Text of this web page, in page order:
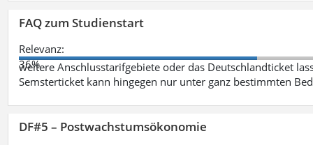
FAQ zum Studienstart
Relevanz:
36%
weitere Anschlusstarifgebiete oder das Deutschlandticket
Semsterticket kann hingegen nur unter ganz bestimmten
DF#5 – Postwachstumsökonomie